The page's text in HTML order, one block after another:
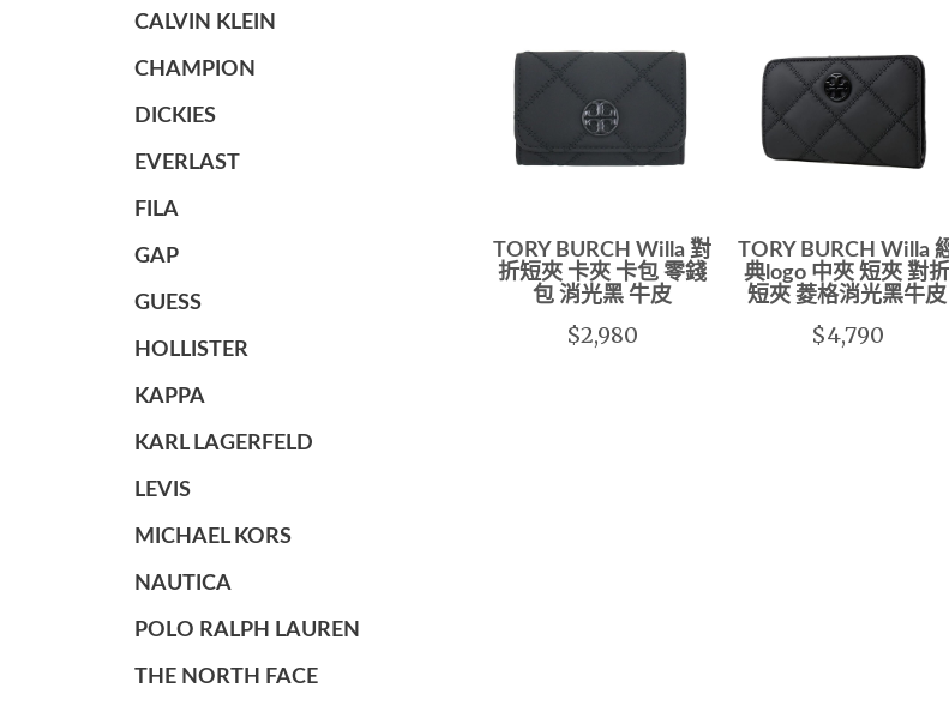
CALVIN KLEIN
CHAMPION
DICKIES
EVERLAST
FILA
GAP
GUESS
HOLLISTER
KAPPA
KARL LAGERFELD
LEVIS
MICHAEL KORS
NAUTICA
POLO RALPH LAUREN
THE NORTH FACE
TORY BURCH Willa 對
折短夾 卡夾 卡包 零錢
包 消光黑 牛皮
$2,980
TORY BURCH Willa
典logo 中夾 短夾 對折
短夾 菱格消光黑牛皮
$4,790